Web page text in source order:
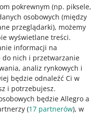
pokrewnym (np. piksele,
osobowych (między
przeglądarki), możemy
wyświetlane treści.
informacji na
nich i przetwarzanie
analiz rynkowych i
będzie odnaleźć Ci w
i potrzebujesz.
będzie Allegro a
(17 partnerów), w
10 - Rewelacja